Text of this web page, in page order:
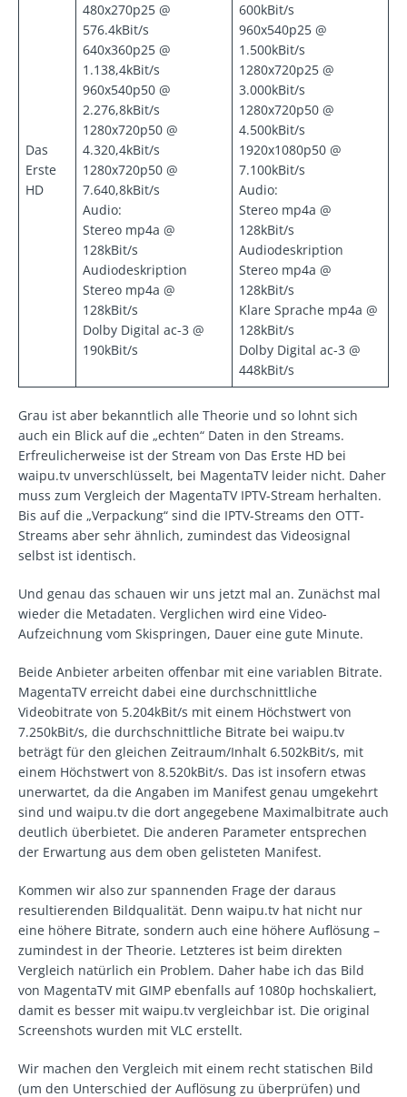
Das
Erste
HD
480x270p25 @
576.4kBit/s
640x360p25 @
1.138,4kBit/s
960x540p50 @
2.276,8kBit/s
1280x720p50 @
4.320,4kBit/s
1280x720p50 @
7.640,8kBit/s
Audio:
Stereo mp4a @
128kBit/s
Audiodeskription
Stereo mp4a @
128kBit/s
Dolby Digital ac-3 @
190kBit/s
600kBit/s
960x540p25 @
1.500kBit/s
1280x720p25 @
3.000kBit/s
1280x720p50 @
4.500kBit/s
1920x1080p50 @
7.100kBit/s
Audio:
Stereo mp4a @
128kBit/s
Audiodeskription
Stereo mp4a @
128kBit/s
Klare Sprache mp4a @
128kBit/s
Dolby Digital ac-3 @
448kBit/s
Grau ist aber bekanntlich alle Theorie und so lohnt sich
auch ein Blick auf die „echten“ Daten in den Streams.
Erfreulicherweise ist der Stream von Das Erste HD bei
waipu.tv unverschlüsselt, bei MagentaTV leider nicht. Daher
muss zum Vergleich der MagentaTV IPTV-Stream herhalten.
Bis auf die „Verpackung“ sind die IPTV-Streams den OTT-
Streams aber sehr ähnlich, zumindest das Videosignal
selbst ist identisch.
Und genau das schauen wir uns jetzt mal an. Zunächst mal
wieder die Metadaten. Verglichen wird eine Video-
Aufzeichnung vom Skispringen, Dauer eine gute Minute.
Beide Anbieter arbeiten offenbar mit eine variablen Bitrate.
MagentaTV erreicht dabei eine durchschnittliche
Videobitrate von 5.204kBit/s mit einem Höchstwert von
7.250kBit/s, die durchschnittliche Bitrate bei waipu.tv
beträgt für den gleichen Zeitraum/Inhalt 6.502kBit/s, mit
einem Höchstwert von 8.520kBit/s. Das ist insofern etwas
unerwartet, da die Angaben im Manifest genau umgekehrt
sind und waipu.tv die dort angegebene Maximalbitrate auch
deutlich überbietet. Die anderen Parameter entsprechen
der Erwartung aus dem oben gelisteten Manifest.
Kommen wir also zur spannenden Frage der daraus
resultierenden Bildqualität. Denn waipu.tv hat nicht nur
eine höhere Bitrate, sondern auch eine höhere Auflösung –
zumindest in der Theorie. Letzteres ist beim direkten
Vergleich natürlich ein Problem. Daher habe ich das Bild
von MagentaTV mit GIMP ebenfalls auf 1080p hochskaliert,
damit es besser mit waipu.tv vergleichbar ist. Die original
Screenshots wurden mit VLC erstellt.
Wir machen den Vergleich mit einem recht statischen Bild
(um den Unterschied der Auflösung zu überprüfen) und